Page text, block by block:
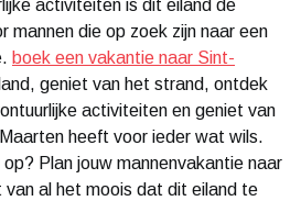
activiteiten is dit eiland de
mannen die op zoek zijn naar een
boek een vakantie naar Sint-
geniet van het strand, ontdek
activiteiten en geniet van
heeft voor ieder wat wils.
Plan jouw mannenvakantie naar
al het moois dat dit eiland te